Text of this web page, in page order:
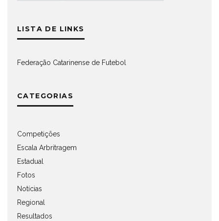
LISTA DE LINKS
Federação Catarinense de Futebol
CATEGORIAS
Competições
Escala Arbritragem
Estadual
Fotos
Notícias
Regional
Resultados